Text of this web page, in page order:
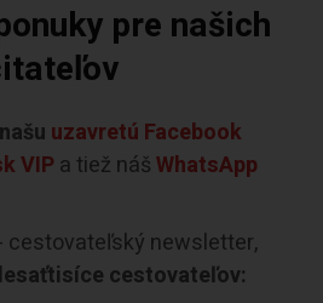
pre našich
uzavretú Facebook
VIP a tiež nášWhatsApp
cestovateľský newsletter,
cestovateľov: